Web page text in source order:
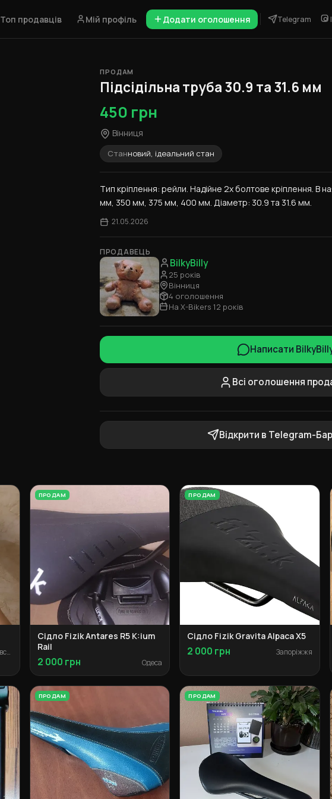
Топ продавців Мій профіль Додати оголошення Telegram
ПРОДАМ
Підсідільна труба 30.9 та 31.6 мм
450 грн
Вінниця
Станновий, ідеальний стан
Тип кріплення: рейли. Надійне 2х болтове кріплення. В
мм, 350 мм, 375 мм, 400 мм. Діаметр: 30.9 та 31.6 мм.
21.05.2026
ПРОДАВЕЦЬ
BilkyBilly
25 років
Вінниця
4 оголошення
На X-Bikers 12 років
Написати
Всі оголошення
Відкрити в Telegram-
Івано-Франківськ
ПРОДАМ
Сідло Fizik Antares R5 K:ium
Rail
2 000 грн Одеса
ПРОДАМ
Сідло Fizik Gravita Alpaca X5
2 000 грн Запоріжжя
ПРОДАМ ПРОДАМ